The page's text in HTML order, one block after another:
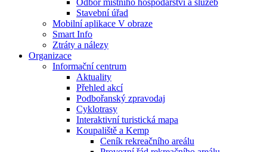
Odbor místního hospodářství a služeb
Stavební úřad
Mobilní aplikace V obraze
Smart Info
Ztráty a nálezy
Organizace
Informační centrum
Aktuality
Přehled akcí
Podbořanský zpravodaj
Cyklotrasy
Interaktivní turistická mapa
Koupaliště a Kemp
Ceník rekreačního areálu